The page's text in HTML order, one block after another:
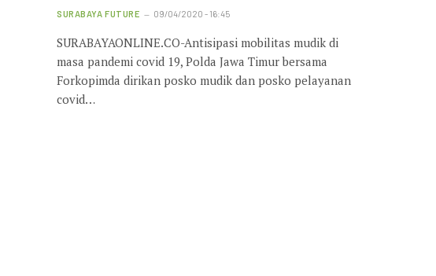
SURABAYA FUTURE 09/04/2020 - 16:45
SURABAYAONLINE.CO-Antisipasi mobilitas mudik di
masa pandemi covid 19, Polda Jawa Timur bersama
Forkopimda dirikan posko mudik dan posko pelayanan
covid…